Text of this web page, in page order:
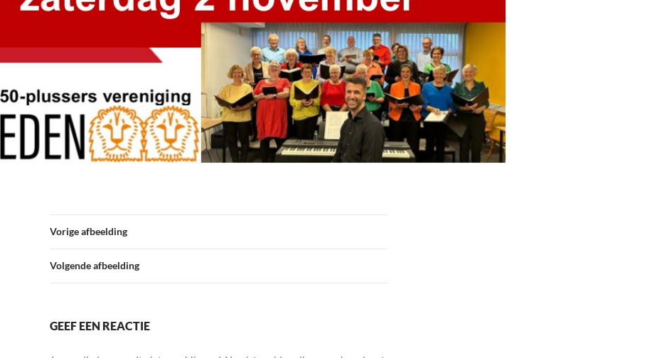
Vorige afbeelding
Volgende afbeelding
GEEF EEN REACTIE